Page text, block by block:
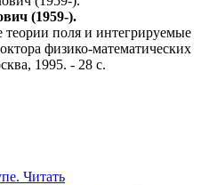
(1959-).
поля и интегрируемые
физико-математических
1995. - 28 с.
Читать